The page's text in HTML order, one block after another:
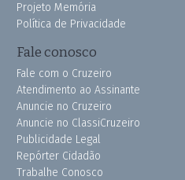
Projeto Memória
Política de Privacidade
Fale conosco
Fale com o Cruzeiro
Atendimento ao Assinante
Anuncie no Cruzeiro
Anuncie no ClassiCruzeiro
Publicidade Legal
Repórter Cidadão
Trabalhe Conosco